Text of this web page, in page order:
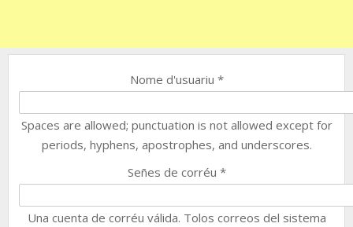
Nome d'usuariu *
Spaces are allowed; punctuation is not allowed except for
periods, hyphens, apostrophes, and underscores.
Señes de corréu *
Una cuenta de corréu válida. Tolos correos del sistema